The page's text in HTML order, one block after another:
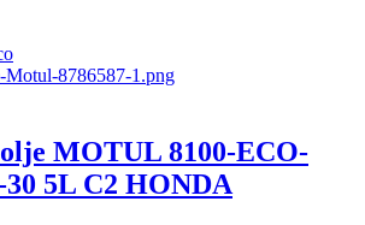
MOTUL 8100-ECO-
30 5L C2 HONDA